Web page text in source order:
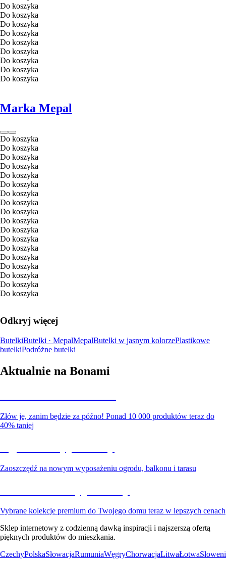
Do koszyka
Do koszyka
Do koszyka
Do koszyka
Do koszyka
Do koszyka
Do koszyka
Do koszyka
Do koszyka
Marka Mepal
Do koszyka
Do koszyka
Do koszyka
Do koszyka
Do koszyka
Do koszyka
Do koszyka
Do koszyka
Do koszyka
Do koszyka
Do koszyka
Do koszyka
Do koszyka
Do koszyka
Do koszyka
Do koszyka
Do koszyka
Do koszyka
Odkryj więcej
ButelkiButelki · MepalMepalButelki w jasnym kolorzePlastikowe
butelkiPodróżne butelki
Aktualnie na Bonami
Złów je, zanim będzie za późno! Ponad 10 000 produktów teraz do
40% taniej
Zaoszczędź na nowym wyposażeniu ogrodu, balkonu i tarasu
Vybrane kolekcje premium do Twojego domu teraz w lepszych cenach
Sklep internetowy z codzienną dawką inspiracji i najszerszą ofertą
pięknych produktów do mieszkania.
CzechyPolskaSłowacjaRumuniaWęgryChorwacjaLitwaŁotwa